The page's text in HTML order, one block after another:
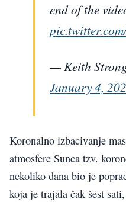
end of the
— Keith
January 4,
Koronalno izbacivanje
atmosfere Sunca tzv.
nekoliko dana bio je
koja je trajala čak šest